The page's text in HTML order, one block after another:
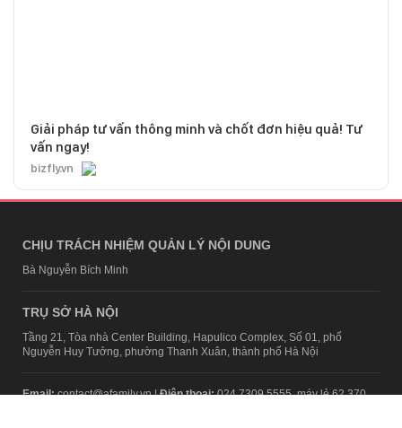
Giải pháp tư vấn thông minh và chốt đơn hiệu quả! Tư
vấn ngay!
bizfly.vn
CHỊU TRÁCH NHIỆM QUẢN LÝ NỘI DUNG
Bà Nguyễn Bích Minh
TRỤ SỞ HÀ NỘI
Tầng 21, Tòa nhà Center Building, Hapulico Complex, Số 01, phố
Nguyễn Huy Tưởng, phường Thanh Xuân, thành phố Hà Nội
Email:contact@afamily.vn |Điện thoại:024 7309 5555, máy lẻ 62.370